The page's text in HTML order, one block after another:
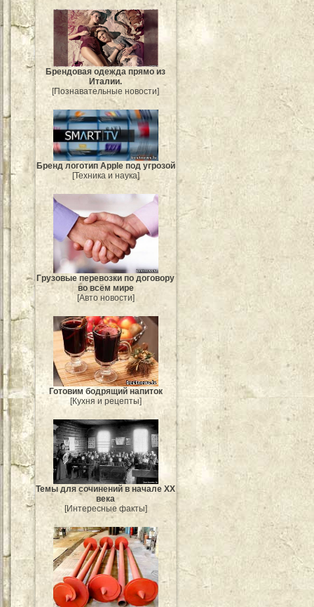
Брендовая одежда прямо из
Италии.
[Познавательные новости]
Бренд логотип Apple под угрозой
[Техника и наука]
Грузовые перевозки по договору
во всём мире
[Авто новости]
Готовим бодрящий напиток
[Кухня и рецепты]
Темы для сочинений в начале XX
века
[Интересные факты]